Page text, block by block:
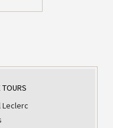
TOURS
Leclerc